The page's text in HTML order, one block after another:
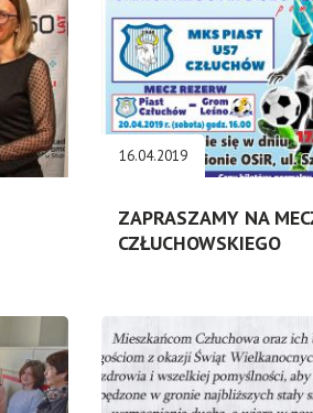
16.04.2019
ZAPRASZAMY NA
CZŁUCHOWSKIEGO